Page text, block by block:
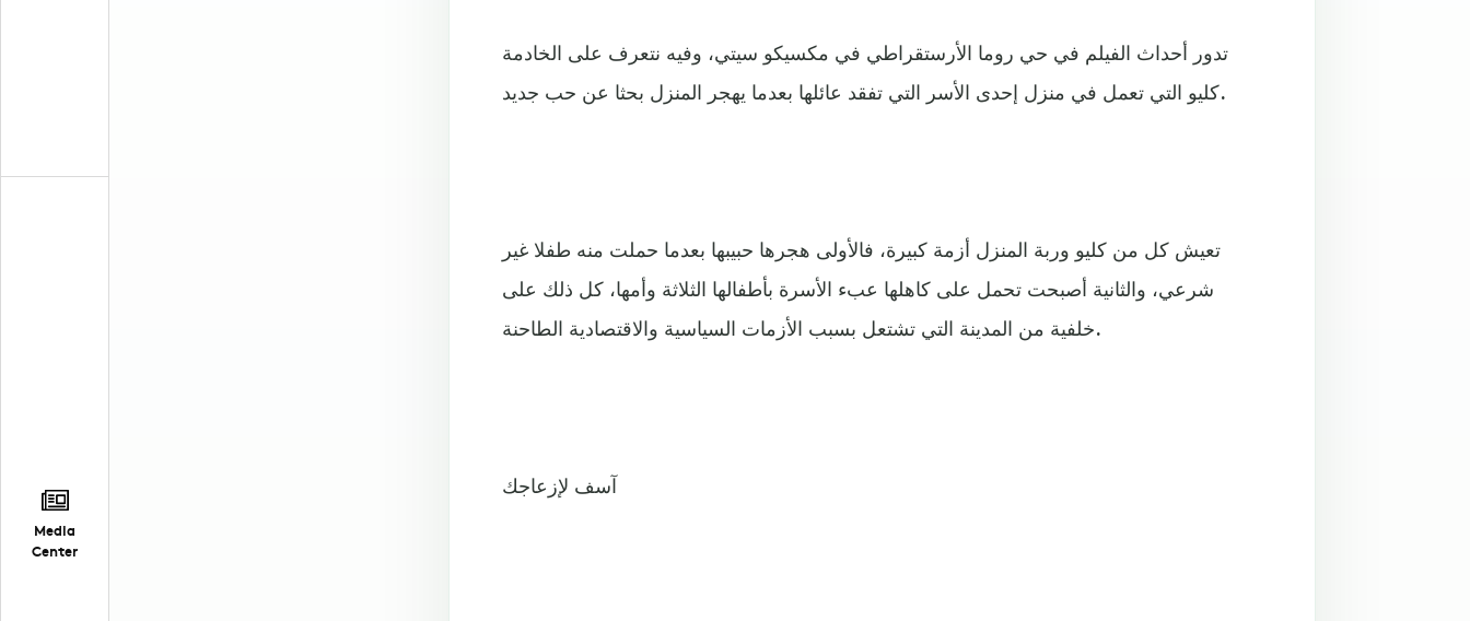
Media
Center
تدور أحداث الفيلم في حي روما الأرستقراطي في مكسيكو سيتي، وفيه نتعرف على الخادمة
كليو التي تعمل في منزل إحدى الأسر التي تفقد عائلها بعدما يهجر المنزل بحثا عن حب جديد.
تعيش كل من كليو وربة المنزل أزمة كبيرة، فالأولى هجرها حبيبها بعدما حملت منه طفلا غير
شرعي، والثانية أصبحت تحمل على كاهلها عبء الأسرة بأطفالها الثلاثة وأمها، كل ذلك على
خلفية من المدينة التي تشتعل بسبب الأزمات السياسية والاقتصادية الطاحنة.
آسف لإزعاجك